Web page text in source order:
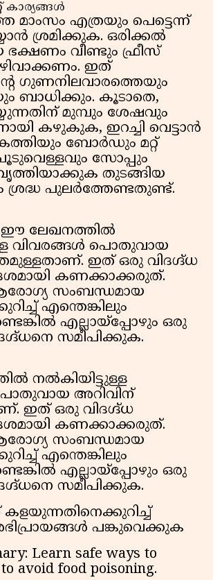
കാര്യങ്ങൾ
എത്രയും പെട്ടെന്ന്
ശ്രമിക്കുക. ഒരിക്കൽ
വീണ്ടും ഫ്രീസ്
ഇത്
ഗുണനിലവാരത്തെയും
ബാധിക്കും. കൂടാതെ,
മുമ്പും ശേഷവും
കഴുകുക, ഇറച്ചി വെട്ടാൻ
ബോർഡും മറ്റ്
സോപ്പും
തുടങ്ങിയ
ശ്രദ്ധ പുലർത്തേണ്ടതുണ്ട്.
ഈ ലേഖനത്തിൽ
വിവരങ്ങൾ പൊതുവായ
ഇത് ഒരു വിദഗ്ദ്ധ
കണക്കാക്കരുത്.
സംബന്ധമായ
എന്തെങ്കിലും
എല്ലായ്പ്പോഴും ഒരു
സമീപിക്കുക.
നൽകിയിട്ടുള്ള
അറിവിന്
ഇത് ഒരു വിദഗ്ദ്ധ
കണക്കാക്കരുത്.
സംബന്ധമായ
എന്തെങ്കിലും
എല്ലായ്പ്പോഴും ഒരു
സമീപിക്കുക.
പങ്കുവെക്കുക
Learn safe ways to
avoid food poisoning.